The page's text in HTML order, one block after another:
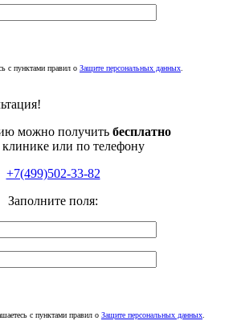
с пунктами правил о Защите персональных данных
можно получить бесплатно
клинике или по телефону
+7(499)502-33-82
Заполните поля:
с пунктами правил о Защите персональных данных